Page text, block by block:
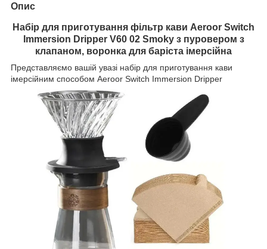
Опис
Набір для приготування фільтр кави Aeroor Switch
Immersion Dripper V60 02 Smoky з пуровером з
клапаном, воронка для баріста імерсійна
Представляємо вашій увазі набір для приготування кави
імерсійним способом Aeroor Switch Immersion Dripper